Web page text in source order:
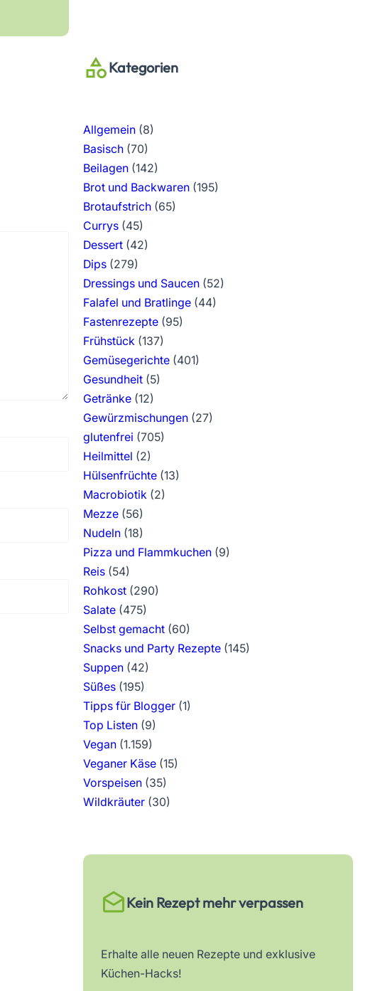
Kategorien
Allgemein(8)
Basisch(70)
Beilagen(142)
Brot und Backwaren(195)
Brotaufstrich(65)
Currys(45)
Dessert(42)
Dips(279)
Dressings und Saucen(52)
Falafel und Bratlinge(44)
Fastenrezepte(95)
Frühstück (137)
Gemüsegerichte(401)
Gesundheit(5)
Getränke(12)
Gewürzmischungen(27)
glutenfrei (705)
Heilmittel (2)
Hülsenfrüchte(13)
Macrobiotik (2)
Mezze(56)
Nudeln(18)
Pizza und Flammkuchen(9)
Reis(54)
Rohkost(290)
Salate(475)
Selbst gemacht(60)
Snacks und Party Rezepte(145)
Suppen(42)
Süßes(195)
Tipps für Blogger(1)
Top Listen(9)
Vegan(1.159)
Veganer Käse(15)
Vorspeisen(35)
Wildkräuter(30)
Kein Rezept mehr verpassen
Erhalte alle neuen Rezepte und exklusive
Küchen-Hacks!